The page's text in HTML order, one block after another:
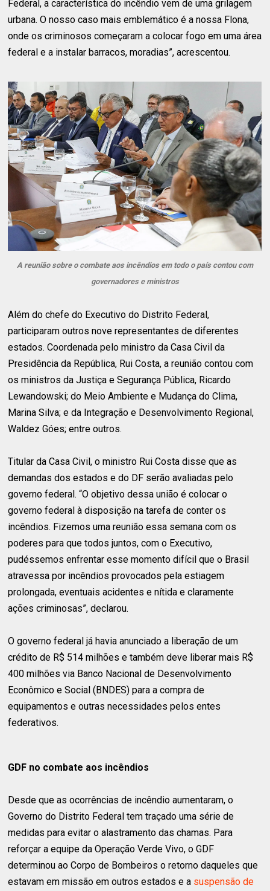
Federal, a característica do incêndio vem de uma grilagem
urbana. O nosso caso mais emblemático é a nossa Flona,
onde os criminosos começaram a colocar fogo em uma área
federal e a instalar barracos, moradias”, acrescentou.
A reunião sobre o combate aos incêndios em todo o país contou com
governadores e ministros
Além do chefe do Executivo do Distrito Federal,
participaram outros nove representantes de diferentes
estados. Coordenada pelo ministro da Casa Civil da
Presidência da República, Rui Costa, a reunião contou com
os ministros da Justiça e Segurança Pública, Ricardo
Lewandowski; do Meio Ambiente e Mudança do Clima,
Marina Silva; e da Integração e Desenvolvimento Regional,
Waldez Góes; entre outros.
Titular da Casa Civil, o ministro Rui Costa disse que as
demandas dos estados e do DF serão avaliadas pelo
governo federal. “O objetivo dessa união é colocar o
governo federal à disposição na tarefa de conter os
incêndios. Fizemos uma reunião essa semana com os
poderes para que todos juntos, com o Executivo,
pudéssemos enfrentar esse momento difícil que o Brasil
atravessa por incêndios provocados pela estiagem
prolongada, eventuais acidentes e nítida e claramente
ações criminosas”, declarou.
O governo federal já havia anunciado a liberação de um
crédito de R$ 514 milhões e também deve liberar mais R$
400 milhões via Banco Nacional de Desenvolvimento
Econômico e Social (BNDES) para a compra de
equipamentos e outras necessidades pelos entes
federativos.
GDF no combate aos incêndios
Desde que as ocorrências de incêndio aumentaram, o
Governo do Distrito Federal tem traçado uma série de
medidas para evitar o alastramento das chamas. Para
reforçar a equipe da Operação Verde Vivo, o GDF
determinou ao Corpo de Bombeiros o retorno daqueles que
estavam em missão em outros estados e a suspensão de